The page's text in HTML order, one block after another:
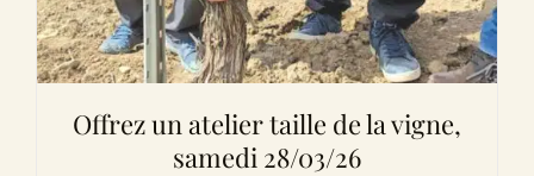
Offrez un atelier taille de la vigne,
samedi 28/03/26